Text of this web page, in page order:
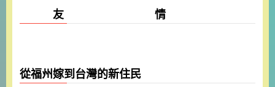
友 情
從福州嫁到台灣的新住民